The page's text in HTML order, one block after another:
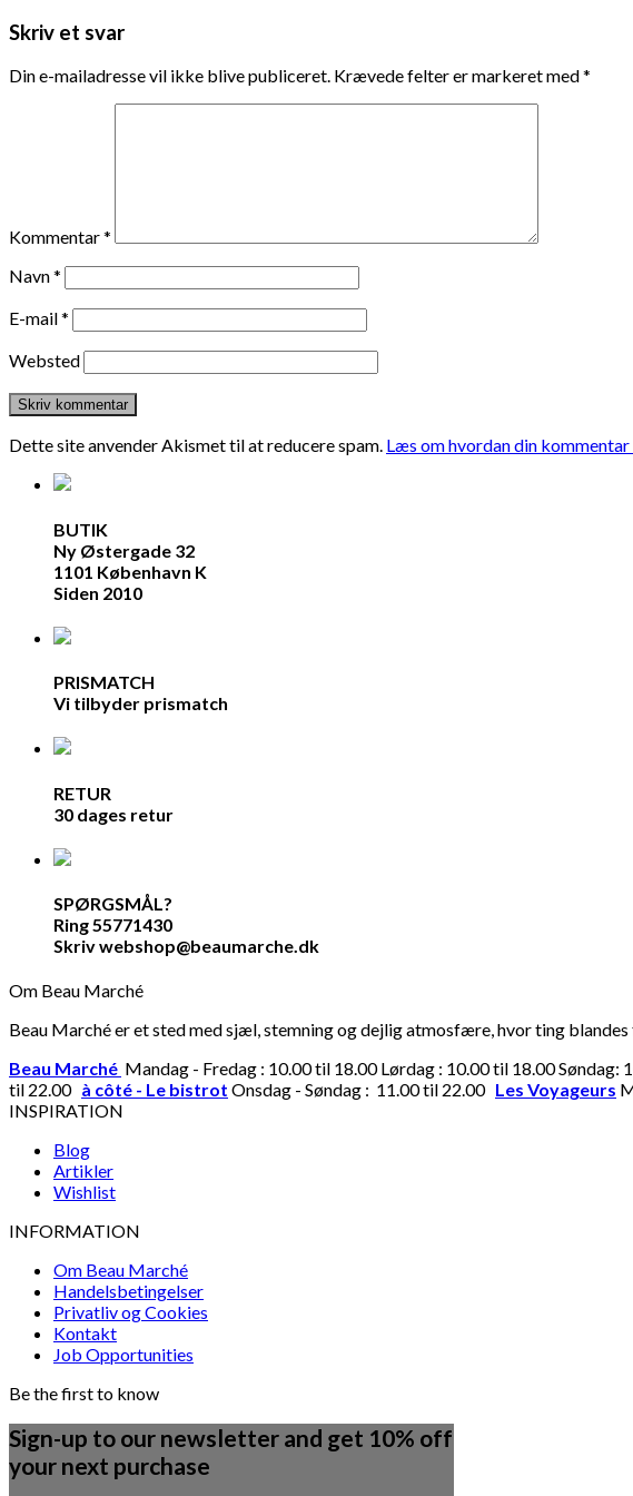
Skriv et svar
Din e-mailadresse vil ikke blive publiceret. Krævede felter er markeret med*
Kommentar*
Navn*
E-mail*
Websted
Dette site anvender Akismet til at reducere spam. Læs om hvordan din
BUTIK
Ny Østergade 32
1101 København K
Siden 2010
PRISMATCH
Vi tilbyder prismatch
RETUR
30 dages retur
SPØRGSMÅL?
Ring 55771430
Skriv webshop@beaumarche.dk
Om Beau Marché
Beau Marché er et sted med sjæl, stemning og dejlig atmosfære, hvor ting
Beau Marché Mandag - Fredag : 10.00 til 18.00 Lørdag : 10.00 til 18.00 Søndag:
til 22.00 à côté - Le bistrot Onsdag - Søndag : 11.00 til 22.00 Les Voyageurs
INSPIRATION
Blog
Artikler
Wishlist
INFORMATION
Om Beau Marché
Handelsbetingelser
Privatliv og Cookies
Kontakt
Job Opportunities
Be the first to know
Sign-up to our newsletter and get 10% off
your next purchase